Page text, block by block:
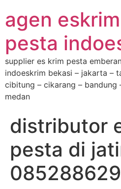
agen eskrim
pesta
supplier es krim pesta
indoeskrim bekasi – jakarta –
cibitung – cikarang – bandung
medan
distributor
pesta di